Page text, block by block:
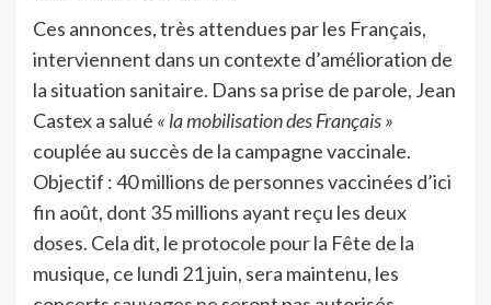
Ces annonces, très attendues par les Français,
interviennent dans un contexte d’amélioration de
la situation sanitaire. Dans sa prise de parole, Jean
Castex a salué « la mobilisation des Français »
couplée au succès de la campagne vaccinale.
Objectif : 40 millions de personnes vaccinées d’ici
fin août, dont 35 millions ayant reçu les deux
doses. Cela dit, le protocole pour la Fête de la
musique, ce lundi 21 juin, sera maintenu, les